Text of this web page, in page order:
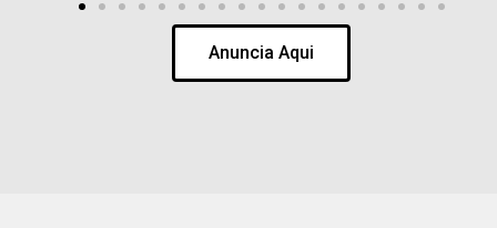
Anuncia Aqui